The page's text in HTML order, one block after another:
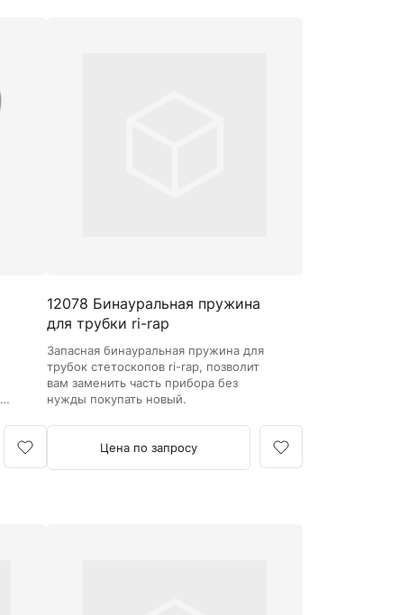
12078 Бинауральная пружина
для трубки ri-rap
Запасная бинауральная пружина для
трубок стетоскопов ri-rap, позволит
вам заменить часть прибора без
нужды покупать новый.
Цена по запросу